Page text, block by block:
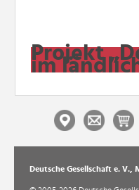
Projekt
im
Deutsche Gesellschaft e. V.,